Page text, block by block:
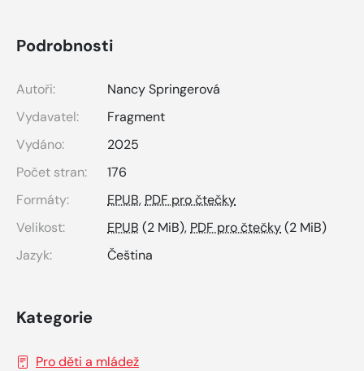
Podrobnosti
Autoři:
Nancy Springerová
Vydavatel:
Fragment
Vydáno:
2025
Počet stran:
176
Formáty:
EPUB, PDF pro čtečky
Velikost:
EPUB (2 MiB), PDF pro čtečky(2 MiB)
Jazyk:
Čeština
Kategorie
Pro děti a mládež